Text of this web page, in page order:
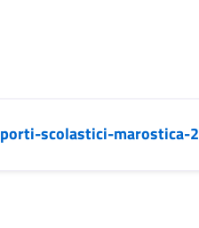
scolastici-marostica-